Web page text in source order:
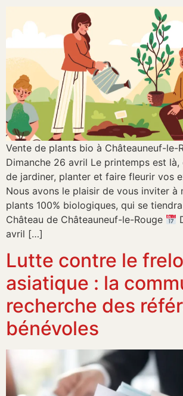
Vente de plants bio à Châteauneuf-le-
Dimanche 26 avril Le printemps est là,
de jardiner, planter et faire fleurir vos
Nous avons le plaisir de vous inviter à
plants 100% biologiques, qui se
Château de Châteauneuf-le-Rouge
avril […]
Lutte contre le
asiatique : la
recherche des
bénévoles